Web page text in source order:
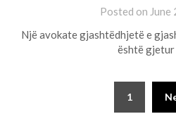
Posted on June
Një avokate gjashtëdhjetë e
është
1